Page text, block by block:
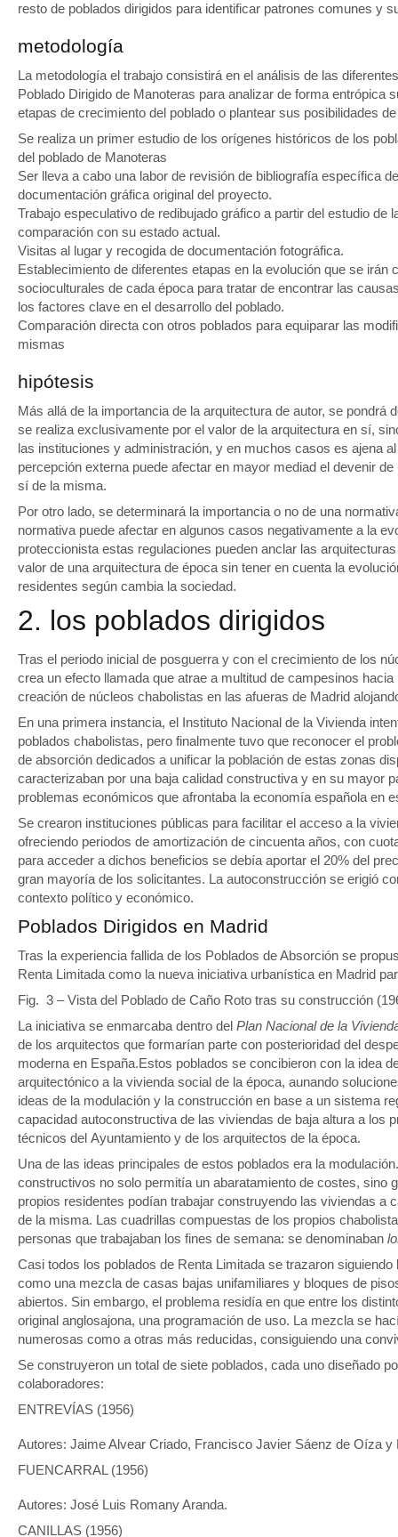
resto de poblados dirigidos para identificar patrones comunes y
metodología
La metodología el trabajo consistirá en el análisis de las
Poblado Dirigido de Manoteras para analizar de forma entrópica
etapas de crecimiento del poblado o plantear sus posibilidades
Se realiza un primer estudio de los orígenes históricos de los
del poblado de Manoteras
Ser lleva a cabo una labor de revisión de bibliografía específica
documentación gráfica original del proyecto.
Trabajo especulativo de redibujado gráfico a partir del estudio de
comparación con su estado actual.
Visitas al lugar y recogida de documentación fotográfica.
Establecimiento de diferentes etapas en la evolución que se irán
socioculturales de cada época para tratar de encontrar las
los factores clave en el desarrollo del poblado.
Comparación directa con otros poblados para equiparar las
mismas
hipótesis
Más allá de la importancia de la arquitectura de autor, se pondrá
se realiza exclusivamente por el valor de la arquitectura en sí,
las instituciones y administración, y en muchos casos es ajena
percepción externa puede afectar en mayor mediad el devenir
sí de la misma.
Por otro lado, se determinará la importancia o no de una
normativa puede afectar en algunos casos negativamente a la
proteccionista estas regulaciones pueden anclar las
valor de una arquitectura de época sin tener en cuenta la
residentes según cambia la sociedad.
2. los poblados dirigidos
Tras el periodo inicial de posguerra y con el crecimiento de los
crea un efecto llamada que atrae a multitud de campesinos
creación de núcleos chabolistas en las afueras de Madrid
En una primera instancia, el Instituto Nacional de la Vivienda
poblados chabolistas, pero finalmente tuvo que reconocer el
de absorción dedicados a unificar la población de estas zonas
caracterizaban por una baja calidad constructiva y en su mayor
problemas económicos que afrontaba la economía española en
Se crearon instituciones públicas para facilitar el acceso a la
ofreciendo periodos de amortización de cincuenta años, con
para acceder a dichos beneficios se debía aportar el 20% del
gran mayoría de los solicitantes. La autoconstrucción se erigió
contexto político y económico.
Poblados Dirigidos en Madrid
Tras la experiencia fallida de los Poblados de Absorción se
Renta Limitada como la nueva iniciativa urbanística en Madrid
Fig. 3 – Vista del Poblado de Caño Roto tras su construcción
La iniciativa se enmarcaba dentro del Plan Nacional de la
de los arquitectos que formarían parte con posterioridad del
moderna en España.Estos poblados se concibieron con la idea
arquitectónico a la vivienda social de la época, aunando
ideas de la modulación y la construcción en base a un sistema
capacidad autoconstructiva de las viviendas de baja altura a los
técnicos del Ayuntamiento y de los arquitectos de la época.
Una de las ideas principales de estos poblados era la
constructivos no solo permitía un abaratamiento de costes, sino
propios residentes podían trabajar construyendo las viviendas a
de la misma. Las cuadrillas compuestas de los propios
personas que trabajaban los fines de semana: se denominaban
Casi todos los poblados de Renta Limitada se trazaron
como una mezcla de casas bajas unifamiliares y bloques de
abiertos. Sin embargo, el problema residía en que entre los
original anglosajona, una programación de uso. La mezcla se
numerosas como a otras más reducidas, consiguiendo una
Se construyeron un total de siete poblados, cada uno diseñado
colaboradores:
ENTREVÍAS (1956)
Autores: Jaime Alvear Criado, Francisco Javier Sáenz de Oíza y
FUENCARRAL (1956)
Autores: José Luis Romany Aranda.
CANILLAS (1956)